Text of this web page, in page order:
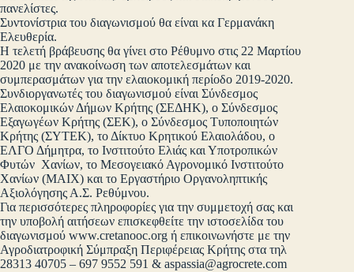
πανελίστες.
Συντονίστρια του διαγωνισμού θα είναι κα Γερμανάκη
Ελευθερία.
Η τελετή βράβευσης θα γίνει στο Ρέθυμνο στις 22 Μαρτίου
2020 με την ανακοίνωση των αποτελεσμάτων και
συμπερασμάτων για την ελαιοκομική περίοδο 2019-2020.
Συνδιοργανωτές του διαγωνισμού είναι Σύνδεσμος
Ελαιοκομικών Δήμων Κρήτης (ΣΕΔΗΚ), ο Σύνδεσμος
Εξαγωγέων Κρήτης (ΣΕΚ), ο Σύνδεσμος Τυποποιητών
Κρήτης (ΣΥΤΕΚ), το Δίκτυο Κρητικού Ελαιολάδου, ο
ΕΛΓΟ Δήμητρα, το Ινστιτούτο Ελιάς και Υποτροπικών
Φυτών Χανίων, το Μεσογειακό Αγρονομικό Ινστιτούτο
Χανίων (ΜΑΙΧ) και το Εργαστήριο Oργανοληπτικής
Αξιολόγησης Α.Σ. Ρεθύμνου.
Για περισσότερες πληροφορίες για την συμμετοχή σας και
την υποβολή αιτήσεων επισκεφθείτε την ιστοσελίδα του
διαγωνισμού www.cretanooc.org ή επικοινωνήστε με την
Αγροδιατροφική Σύμπραξη Περιφέρειας Κρήτης στα τηλ
28313 40705 – 697 9552 591 & aspassia@agrocrete.com